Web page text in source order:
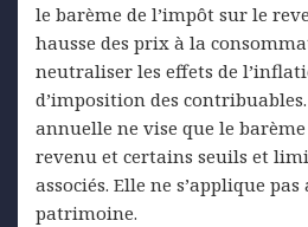
le barème de l’impôt sur le
hausse des prix à la
neutraliser les effets de
d’imposition des
annuelle ne vise que le
revenu et certains seuils et
associés. Elle ne s’applique
patrimoine.